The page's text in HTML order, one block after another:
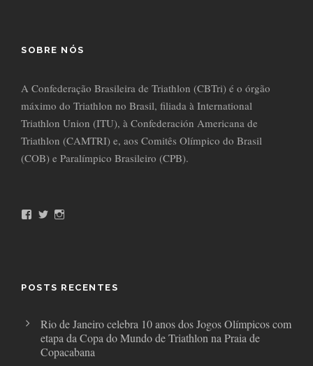
SOBRE NÓS
A Confederação Brasileira de Triathlon (CBTri) é o órgão
máximo do Triathlon no Brasil, filiada à International
Triathlon Union (ITU), à Confederación Americana de
Triathlon (CAMTRI) e, aos Comitês Olímpico do Brasil
(COB) e Paralímpico Brasileiro (CPB).
k
T
a
POSTS RECENTES
Rio de Janeiro celebra 10 anos dos Jogos Olímpicos com
etapa da Copa do Mundo de Triathlon na Praia de
Copacabana